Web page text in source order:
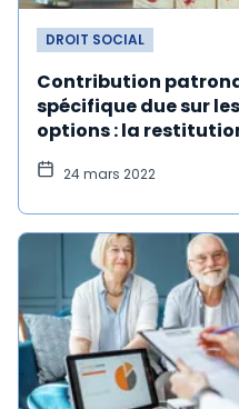
DROIT SOCIAL
Contribution
spécifique due sur
options : la
si les conditions de
ne sont pas réunies
24 mars 2022